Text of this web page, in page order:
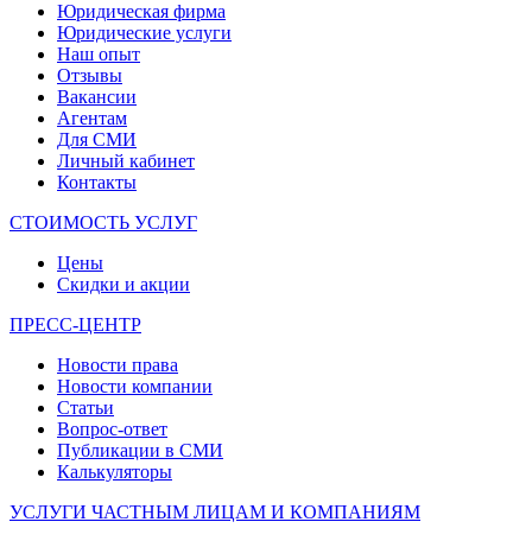
Юридическая фирма
Юридические услуги
Наш опыт
Отзывы
Вакансии
Агентам
Для СМИ
Личный кабинет
Контакты
СТОИМОСТЬ УСЛУГ
Цены
Скидки и акции
ПРЕСС-ЦЕНТР
Новости права
Новости компании
Статьи
Вопрос-ответ
Публикации в СМИ
Калькуляторы
УСЛУГИ ЧАСТНЫМ ЛИЦАМ И КОМПАНИЯМ